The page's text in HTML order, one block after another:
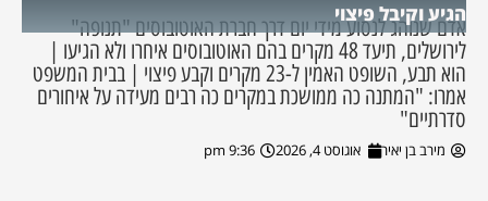
הגיע וקיבל פיצוי
אדם שנוהג לנסוע מידי יום דרך חברת האוטובוסים "תנופה"
לירושלים, תיעד 48 מקרים בהם האוטובוסים איחרו ולא הגיעו |
הוא תבע, השופט האמין ל-23 מקרים וקבע פיצוי | בבית המשפט
אמרו: "המתנה כה ממושכת במקרים כה רבים מעידה על איחורים
סדרתיים"
מירב בן יאיר אוגוסט 4, 2026 9:36 pm